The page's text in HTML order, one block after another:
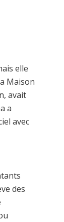
elle
Maison
avait
a
avec
des